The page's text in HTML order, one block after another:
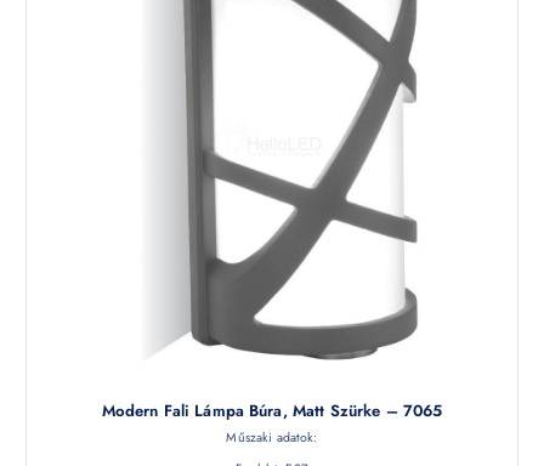
Modern Fali Lámpa Búra, Matt Szürke – 7065
Műszaki adatok: